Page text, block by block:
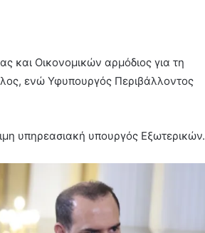
και Οικονομικών αρμόδιος για τη
ενώ Υφυπουργός Περιβάλλοντος
υπηρεασιακή υπουργός Εξωτερικών.